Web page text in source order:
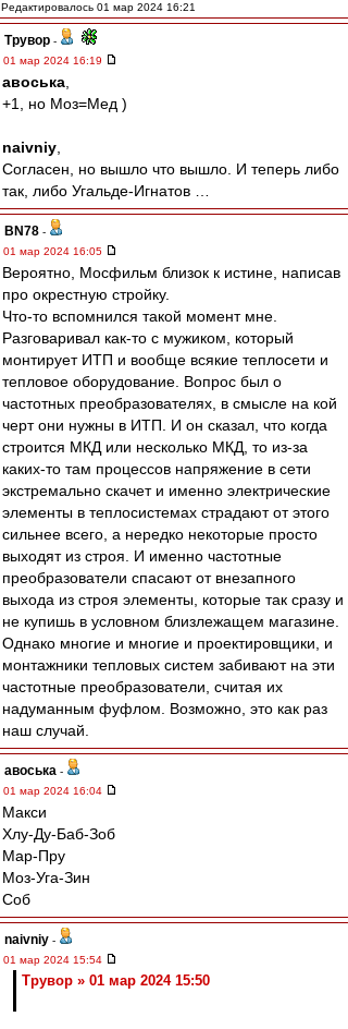
Редактировалось 01 мар 2024 16:21
Трувор -
01 мар 2024 16:19
авоська
+1, но Моз=Мед )
naivniy
Согласен, но вышло что вышло. И теперь либо
так, либо Угальде-Игнатов …
BN78 -
01 мар 2024 16:05
Вероятно, Мосфильм близок к истине, написав
про окрестную стройку.
Что-то вспомнился такой момент мне.
Разговаривал как-то с мужиком, который
монтирует ИТП и вообще всякие теплосети и
тепловое оборудование. Вопрос был о
частотных преобразователях, в смысле на кой
черт они нужны в ИТП. И он сказал, что когда
строится МКД или несколько МКД, то из-за
каких-то там процессов напряжение в сети
экстремально скачет и именно электрические
элементы в теплосистемах страдают от этого
сильнее всего, а нередко некоторые просто
выходят из строя. И именно частотные
преобразователи спасают от внезапного
выхода из строя элементы, которые так сразу и
не купишь в условном близлежащем магазине.
Однако многие и многие и проектировщики, и
монтажники тепловых систем забивают на эти
частотные преобразователи, считая их
надуманным фуфлом. Возможно, это как раз
наш случай.
авоська -
01 мар 2024 16:04
Макси
Хлу-Ду-Баб-Зоб
Мар-Пру
Моз-Уга-Зин
Соб
naivniy -
01 мар 2024 15:54
Трувор » 01 мар 2024 15:50